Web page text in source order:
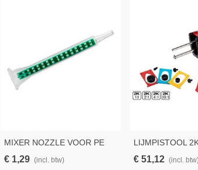
MIXER NOZZLE VOOR PE
LIJMCARTDRIDGE
€ 1,29 (incl. btw)
LIJMPISTOOL
CARTRIDGES
€ 51,12 (incl.